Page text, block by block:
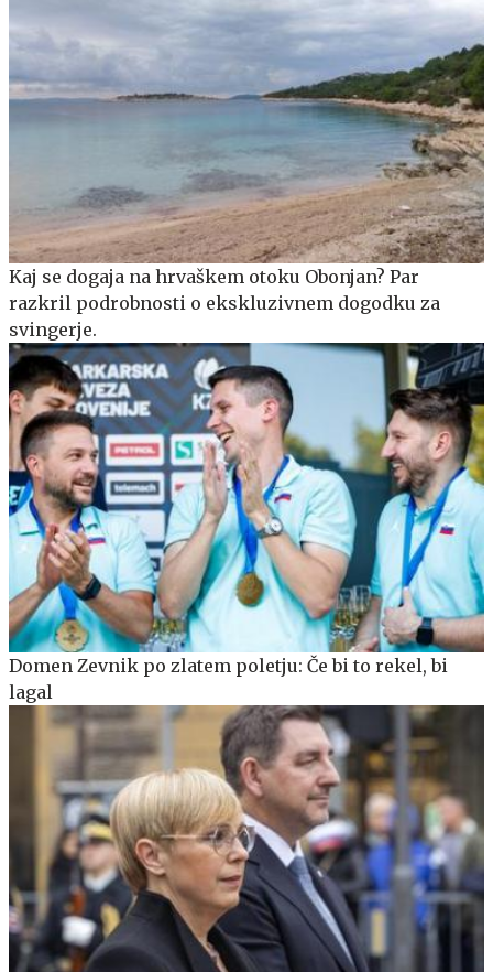
Kaj se dogaja na hrvaškem otoku Obonjan? Par
razkril podrobnosti o ekskluzivnem dogodku za
svingerje.
Domen Zevnik po zlatem poletju: Če bi to rekel, bi
lagal